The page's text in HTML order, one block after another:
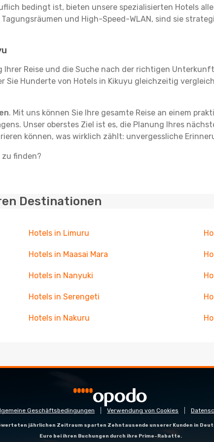
bedingt ist, bieten unsere spezialisierten Hotels
und High-Speed-WLAN, sind sie
Ihrer Reise und die Suche nach der richtigen
Hunderte von Hotels in Kikuyu gleichzeitig
. Mit uns können Sie Ihre gesamte Reise an einem
Unser oberstes Ziel ist es, die Planung Ihres
können, was wirklich zählt: unvergessliche
finden?
Destinationen
Hotels in Limuru
Hotels in Maasai Mara
Hotels in Nanyuki
Hotels in Serengeti
Hotels in Nakuru
Geschäftsbedingungen Verwendung von Cookies
jährlichen Zeitraum sparten Zehntausende unserer Kunden in
Euro bei ihren Buchungen durch ihre Prime-Rabatte.